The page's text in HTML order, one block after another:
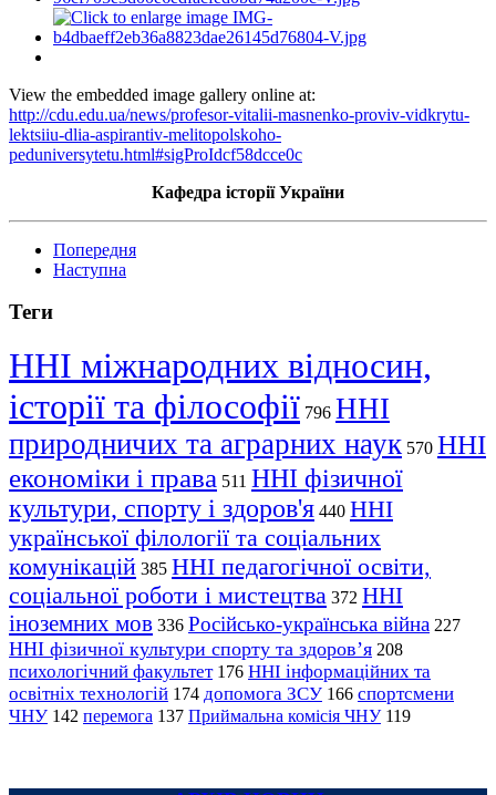
View the embedded image gallery online at:
http://cdu.edu.ua/news/profesor-vitalii-masnenko-proviv-vidkrytu-
lektsiiu-dlia-aspirantiv-melitopolskoho-
peduniversytetu.html#sigProIdcf58dcce0c
Кафедра історії України
Попередня
Наступна
Теги
ННІ міжнародних відносин,
історії та філософії 796 ННІ
природничих та аграрних наук 570 ННІ
економіки і права 511 ННІ фізичної
культури, спорту і здоров'я 440 ННІ
української філології та соціальних
комунікацій 385 ННІ педагогічної освіти,
соціальної роботи і мистецтва 372 ННІ
іноземних мов 336 Російсько-українська війна 227
ННІ фізичної культури спорту та здоров’я 208
психологічний факультет 176 ННІ інформаційних та
освітніх технологій 174 допомога ЗСУ 166 спортсмени
ЧНУ 142 перемога 137 Приймальна комісія ЧНУ 119